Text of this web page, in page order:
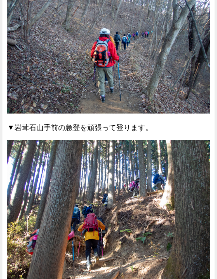
▼岩茸石山手前の急登を頑張って登ります。